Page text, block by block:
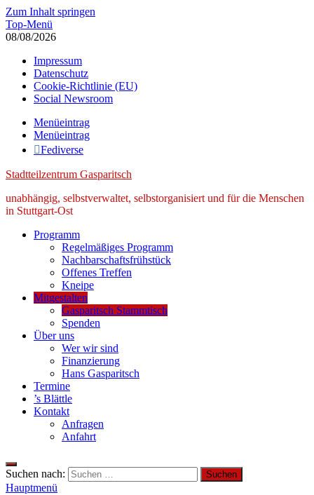
Zum Inhalt springen
Top-Menü
08/08/2026
Impressum
Datenschutz
Cookie-Richtlinie (EU)
Social Newsroom
Menüeintrag
Menüeintrag
Fediverse
Stadtteilzentrum Gasparitsch
unabhängig, selbstverwaltet, selbstorganisiert und für die Menschen
in Stuttgart-Ost
Programm
Regelmäßiges Programm
Nachbarschaftsfrühstück
Offenes Treffen
Kneipe
Mitgestalten
Gasparitsch Stammtisch
Spenden
Über uns
Wer wir sind
Finanzierung
Hans Gasparitsch
Termine
’s Blättle
Kontakt
Anfragen
Anfahrt
Suchen nach:
Hauptmenü